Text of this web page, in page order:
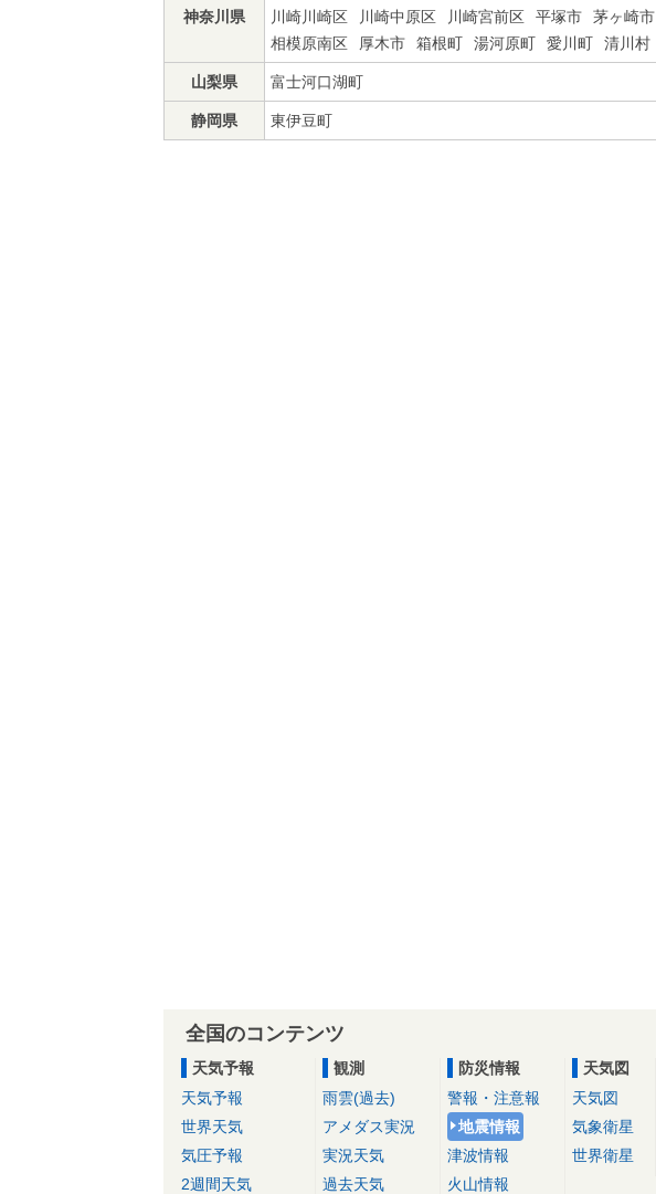
神奈川県
川崎川崎区
川崎中原区 川崎宮前区 平塚市 茅ヶ崎市
相模原南区
厚木市 箱根町 湯河原町 愛川町 清川村
山梨県 富士河口湖町
静岡県 東伊豆町
全国のコンテンツ
天気予報
天気予報
世界天気
気圧予報
2週間天気
観測
雨雲(過去)
アメダス実況
実況天気
過去天気
防災情報
警報・注意報
地震情報
津波情報
火山情報
天気図
天気図
気象衛星
世界衛星